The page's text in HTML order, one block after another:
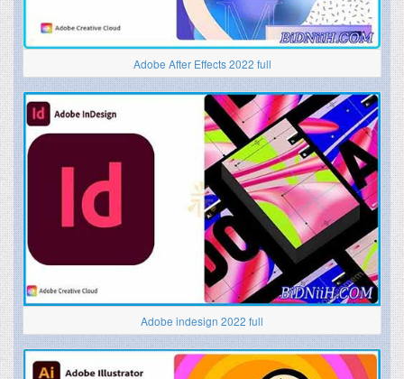
Adobe After Effects 2022 full
Adobe indesign 2022 full